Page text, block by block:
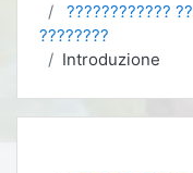
????????????
????????
Introduzione